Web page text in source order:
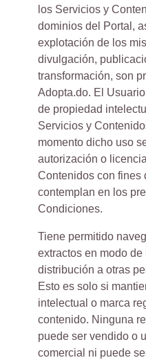
los Servicios y
dominios del Portal,
explotación de los
divulgación,
transformación, son
Adopta.do. El
de propiedad
Servicios y
momento dicho uso
autorización o
Contenidos con fines
contemplan en los
Condiciones.
Tiene permitido
extractos en modo
distribución a otras
Esto es solo si
intelectual o marca
contenido. Ninguna
puede ser vendido o
comercial ni puede